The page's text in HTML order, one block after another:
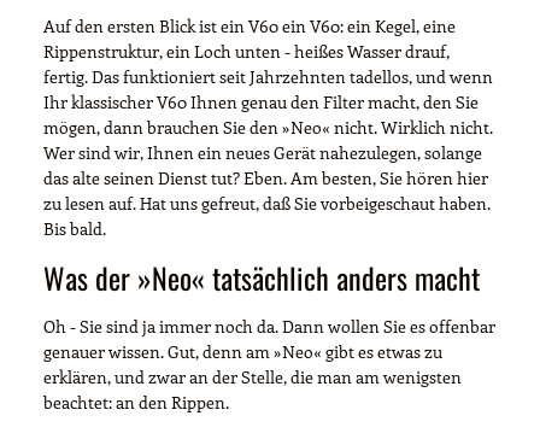
Auf den ersten Blick ist ein V60 ein V60: ein Kegel, eine
Rippenstruktur, ein Loch unten - heißes Wasser drauf,
fertig. Das funktioniert seit Jahrzehnten tadellos, und wenn
Ihr klassischer V60 Ihnen genau den Filter macht, den Sie
mögen, dann brauchen Sie den »Neo« nicht. Wirklich nicht.
Wer sind wir, Ihnen ein neues Gerät nahezulegen, solange
das alte seinen Dienst tut? Eben. Am besten, Sie hören hier
zu lesen auf. Hat uns gefreut, daß Sie vorbeigeschaut haben.
Bis bald.
Was der »Neo« tatsächlich anders macht
Oh - Sie sind ja immer noch da. Dann wollen Sie es offenbar
genauer wissen. Gut, denn am »Neo« gibt es etwas zu
erklären, und zwar an der Stelle, die man am wenigsten
beachtet: an den Rippen.